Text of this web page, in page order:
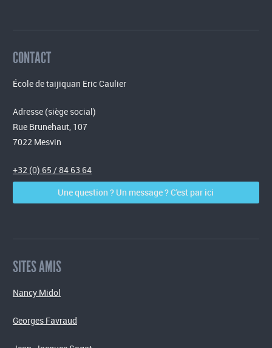
CONTACT
École de taijiquan Eric Caulier
Adresse (siège social)
Rue Brunehaut, 107
7022 Mesvin
+32 (0) 65 / 84 63 64
Une question ? Un message ? C'est par ici
SITES AMIS
Nancy Midol
Georges Favraud